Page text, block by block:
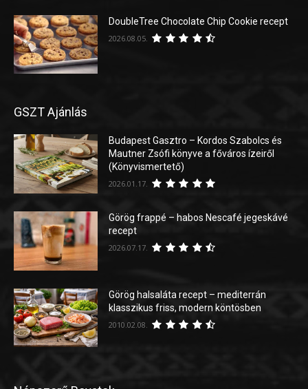
DoubleTree Chocolate Chip Cookie recept
2026.08.05.
GSZT Ajánlás
Budapest Gasztro – Kordos Szabolcs és
Mautner Zsófi könyve a főváros ízeiről
(Könyvismertető)
2026.01.17.
Görög frappé – habos Nescafé jegeskávé
recept
2026.07.17.
Görög halsaláta recept – mediterrán
klasszikus friss, modern köntösben
2010.02.08.